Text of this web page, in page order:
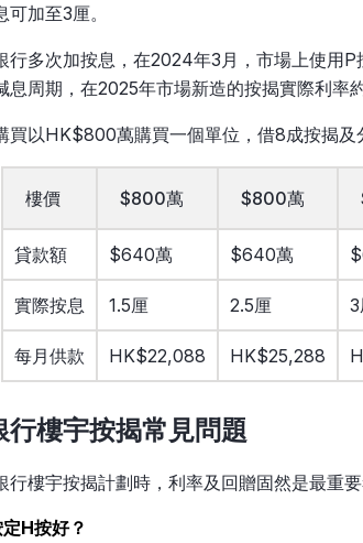
可加至3厘。
行多次加按息，在2024年3月，市場上使用
息周期，在2025年市場新造的按揭實際利率
買以HK$800萬購買一個單位，借8成按揭及
樓價 $800萬 $800萬
貸款額 $640萬 $640萬
實際按息 1.5厘 2.5厘
每月供款 HK$22,088 HK$25,288
行樓宇按揭常見問題
行樓宇按揭計劃時，利率及回贈固然是最重
H按好？